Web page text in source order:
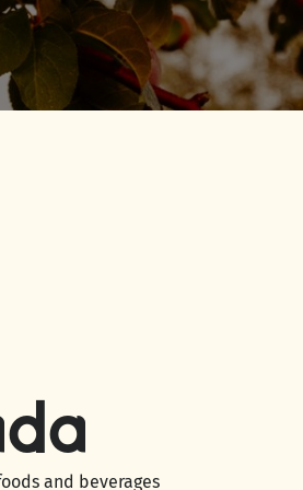
and beverages